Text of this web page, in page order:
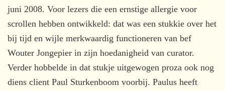
juni 2008. Voor lezers die een ernstige allergie voor
scrollen hebben ontwikkeld: dat was een stukkie over het
bij tijd en wijle merkwaardig functioneren van bef
Wouter Jongepier in zijn hoedanigheid van curator.
Verder hobbelde in dat stukje uitgewogen proza ook nog
diens client Paul Sturkenboom voorbij. Paulus heeft